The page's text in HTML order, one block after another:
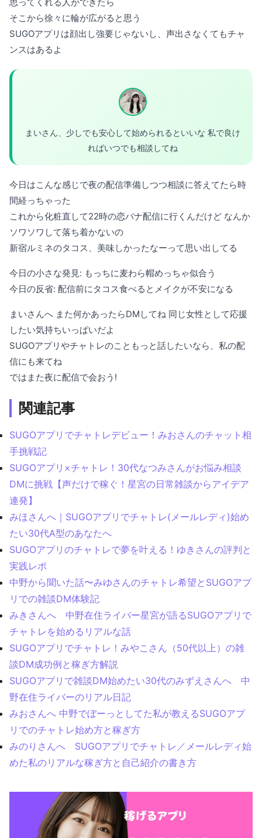
そこから徐々に輪が広がると思う
SUGOアプリは顔出し強要じゃないし、声出さなくてもチャ
ンスはあるよ
まいさん、少しでも安心して始められるといいな 私で良け
ればいつでも相談してね
今日はこんな感じで夜の配信準備しつつ相談に答えてたら時
間経っちゃった
これから化粧直して22時の恋バナ配信に行くんだけど なんか
ソワソワして落ち着かないの
新宿ルミネのタコス、美味しかったなーって思い出してる
今日の小さな発見: もっちに麦わら帽めっちゃ似合う
今日の反省: 配信前にタコス食べるとメイクが不安になる
まいさんへ また何かあったらDMしてね 同じ女性として応援
したい気持ちいっぱいだよ
SUGOアプリやチャトレのこともっと話したいなら、私の配
信にも来てね
ではまた夜に配信で会おう!
関連記事
SUGOアプリでチャトレデビュー！みおさんのチャット相
手挑戦記
SUGOアプリ×チャトレ！30代なつみさんがお悩み相談
DMに挑戦【声だけで稼ぐ！星宮の日常雑談からアイデア
連発】
みほさんへ｜SUGOアプリでチャトレ(メールレディ)始め
たい30代A型のあなたへ
SUGOアプリのチャトレで夢を叶える！ゆきさんの評判と
実践レポ
中野から聞いた話〜みゆさんのチャトレ希望とSUGOアプ
リでの雑談DM体験記
みきさんへ 中野在住ライバー星宮が語るSUGOアプリで
チャトレを始めるリアルな話
SUGOアプリでチャトレ！みやこさん（50代以上）の雑
談DM成功例と稼ぎ方解説
SUGOアプリで雑談DM始めたい30代のみずえさんへ 中
野在住ライバーのリアル日記
みおさんへ 中野でぼーっとしてた私が教えるSUGOアプ
リでのチャトレ始め方と稼ぎ方
みのりさんへ SUGOアプリでチャトレ／メールレディ始
めた私のリアルな稼ぎ方と自己紹介の書き方